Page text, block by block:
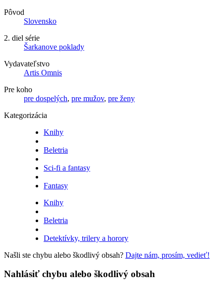
Pôvod
Slovensko
2. diel série
Šarkanove poklady
Vydavateľstvo
Artis Omnis
Pre koho
pre dospelých, pre mužov, pre ženy
Kategorizácia
Knihy
Beletria
Sci-fi a fantasy
Fantasy
Knihy
Beletria
Detektívky, trilery a horory
Našli ste chybu alebo škodlivý obsah? Dajte nám, prosím, vedieť!
Nahlásiť chybu alebo škodlivý obsah